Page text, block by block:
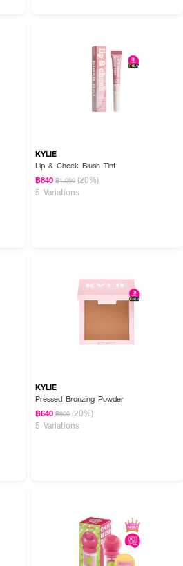
KYLIE
Lip & Cheek Blush Tint
฿840 ฿1,050 (20%)
5 Variations
KYLIE
Pressed Bronzing Powder
฿640 ฿800 (20%)
5 Variations